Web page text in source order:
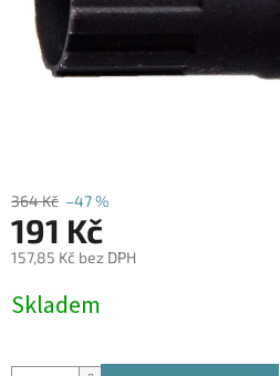
364 Kč –47 %
191 Kč
157,85 Kč bez DPH
cena:
Skladem